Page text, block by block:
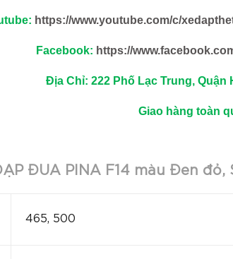
https://www.youtube.com/c/
Facebook: https://
Địa Chỉ: 222 Phố Lạc Trung, Quận
Giao hàng toàn
ĐUA PINA F14 màu Đen
465, 500